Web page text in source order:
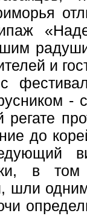
и
-
регате
до
в
шли